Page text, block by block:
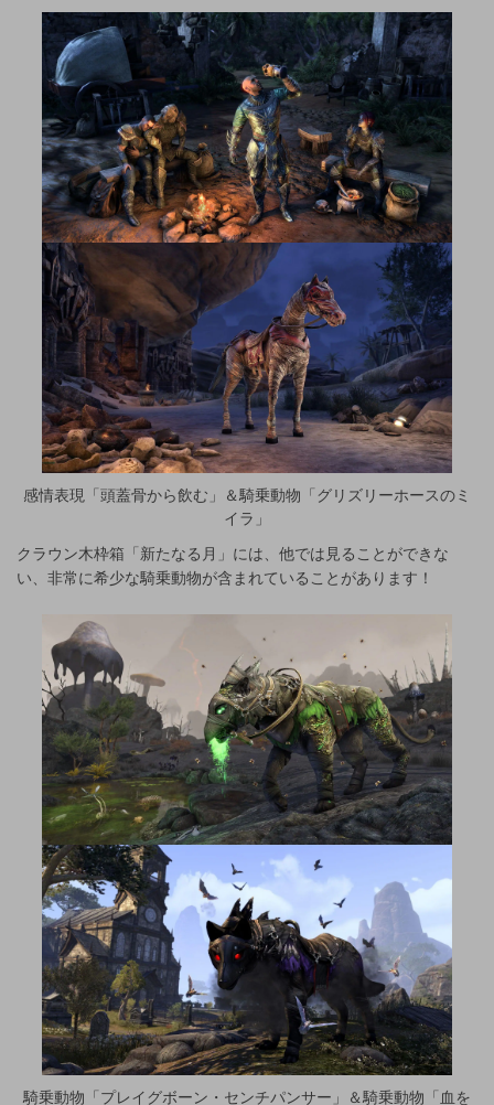
感情表現「頭蓋骨から飲む」＆騎乗動物「グリズリーホースのミ
イラ」
クラウン木枠箱「新たなる月」には、他では見ることができな
い、非常に希少な騎乗動物が含まれていることがあります！
騎乗動物「プレイグボーン・センチパンサー」＆騎乗動物「血を